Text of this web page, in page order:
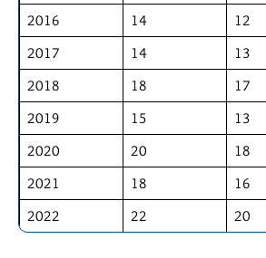
2016
14
12
2017
14
13
2018
18
17
2019
15
13
2020
20
18
2021
18
16
2022
22 20